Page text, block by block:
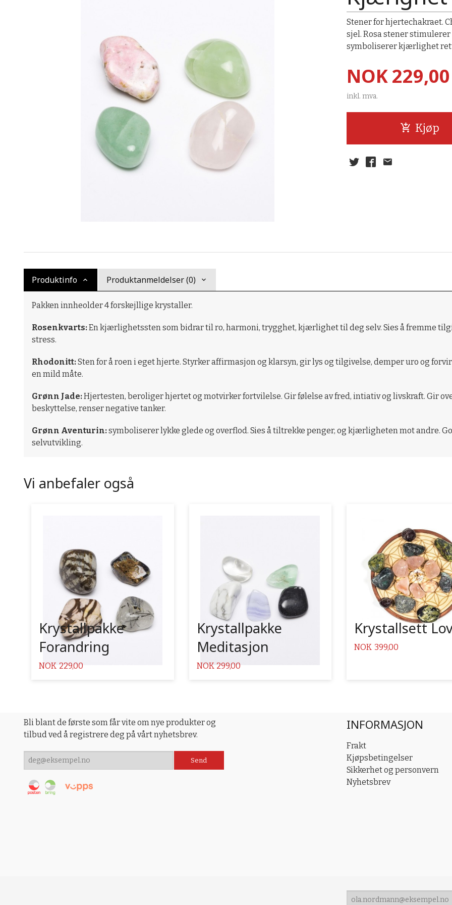
Stener for hjertechakraet.
sjel. Rosa stener
symboliserer kjærlighet
Pris
NOK229,00
inkl. mva.
Kjøp
Produktinfo Produktanmeldelser (0)
Pakken innheolder 4 forskejllige krystaller.
Rosenkvarts:En kjærlighetssten som bidrar til ro, harmoni, trygghet, kjærlighet til deg selv. Sies å fremme
stress.
Rhodonitt:Sten for å roen i eget hjerte. Styrker affirmasjon og klarsyn, gir lys og tilgivelse, demper uro og
en mild måte.
Grønn Jade:Hjertesten, beroliger hjertet og motvirker fortvilelse. Gir følelse av fred, intiativ og livskraft. Gir
beskyttelse, renser negative tanker.
Grønn Aventurin:symboliserer lykke glede og overflod. Sies å tiltrekke penger, og kjærligheten mot andre.
selvutvikling.
Vi anbefaler også
Krystallpakke
Forandring
Pris
NOK 229,00
Kjøp
Les mer
Krystallpakke
Meditasjon
Pris
NOK 299,00
Kjøp
Les mer
Krystallsett
Pris
NOK 399,00
Bli blant de første som får vite om nye produkter og
tilbud ved å registrere deg på vårt nyhetsbrev.
INFORMASJON
Frakt
Kjøpsbetingelser
Sikkerhet og personvern
Nyhetsbrev